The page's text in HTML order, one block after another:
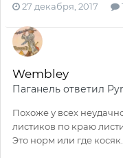
27 декабря, 2017
Wembley
Паганель ответил
Похоже у всех
листиков по краю
Это норм или где косяк.